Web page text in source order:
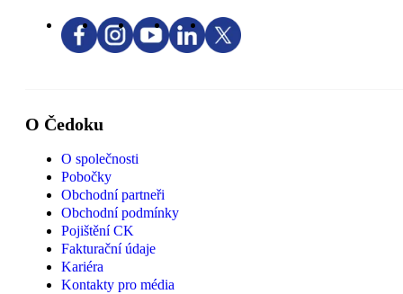
O Čedoku
O společnosti
Pobočky
Obchodní partneři
Obchodní podmínky
Pojištění CK
Fakturační údaje
Kariéra
Kontakty pro média